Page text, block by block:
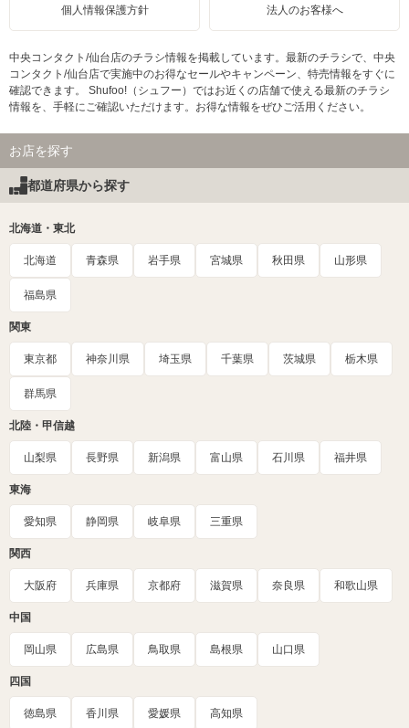
個人情報保護方針 法人のお客様へ
中央コンタクト/仙台店のチラシ情報を掲載しています。最新のチラシで、中央
コンタクト/仙台店で実施中のお得なセールやキャンペーン、特売情報をすぐに
確認できます。 Shufoo!（シュフー）ではお近くの店舗で使える最新のチラシ
情報を、手軽にご確認いただけます。お得な情報をぜひご活用ください。
お店を探す
都道府県から探す
北海道・東北
北海道 青森県 岩手県 宮城県 秋田県 山形県
福島県
関東
東京都 神奈川県 埼玉県 千葉県 茨城県 栃木県
群馬県
北陸・甲信越
山梨県 長野県 新潟県 富山県 石川県 福井県
東海
愛知県 静岡県 岐阜県 三重県
関西
大阪府 兵庫県 京都府 滋賀県 奈良県 和歌山県
中国
岡山県 広島県 鳥取県 島根県 山口県
四国
徳島県 香川県 愛媛県 高知県